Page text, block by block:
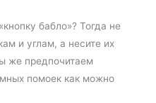
бабло»? Тогда не
и углам, а несите их
же предпочитаем
помоек как можно